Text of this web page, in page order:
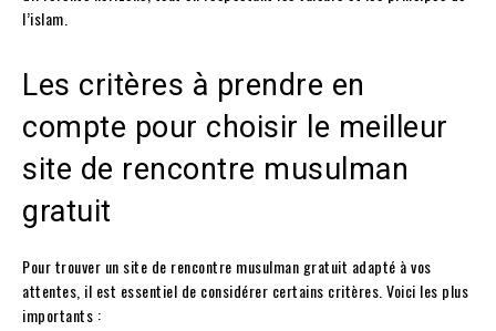
l’islam.
Les critères à prendre en
compte pour choisir le meilleur
site de rencontre musulman
gratuit
Pour trouver un site de rencontre musulman gratuit adapté à vos
attentes, il est essentiel de considérer certains critères. Voici les plus
importants :